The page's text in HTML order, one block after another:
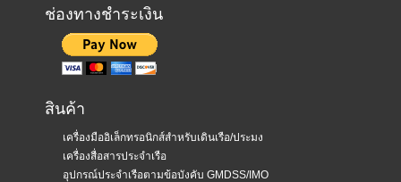
ช่องทางชำระเงิน
สินค้า
เครื่องมืออิเล็กทรอนิกส์สำหรับเดินเรือ/ประมง
เครื่องสื่อสารประจำเรือ
อุปกรณ์ประจำเรือตามข้อบังคับ GMDSS/IMO